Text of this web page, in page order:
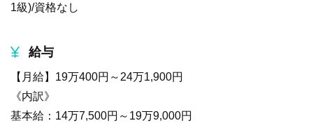
1級)/資格なし
給与
【月給】19万400円～24万1,900円
《内訳》
基本給：14万7,500円～19万9,000円